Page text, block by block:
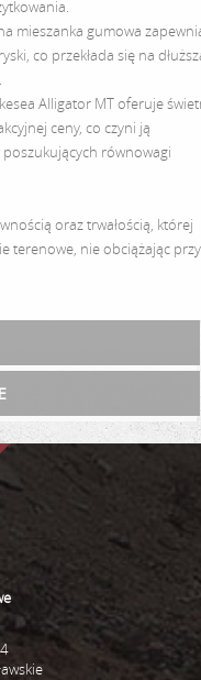
mieszanka gumowa
co przekłada się na
Alligator MT oferuje
ceny, co czyni ją
równowagi
oraz trwałością, której
terenowe, nie obciążając przy